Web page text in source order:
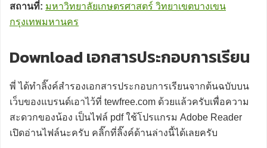
สถานที่: มหาวิทยาลัยเกษตรศาสตร์ วิทยาเขตบางเขน
กรุงเทพมหานคร
Download เอกสารประกอบการเรียน
พี่ ได้ทำลิ๊งค์สำรองเอกสารประกอบการเรียนจากต้นฉบับบน
เว็บของแบรนด์เอาไว้ที่ tewfree.com ด้วยแล้วครับเพื่อความ
สะดวกของน้อง เป็นไฟล์ pdf ใช้โปรแกรม Adobe Reader
เปิดอ่านไฟล์นะครับ คลิ๊กที่ลิ๊งค์ด้านล่างนี้ได้เลยครับ